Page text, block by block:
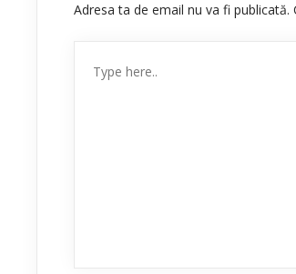
Adresa ta de email nu va fi publicată.